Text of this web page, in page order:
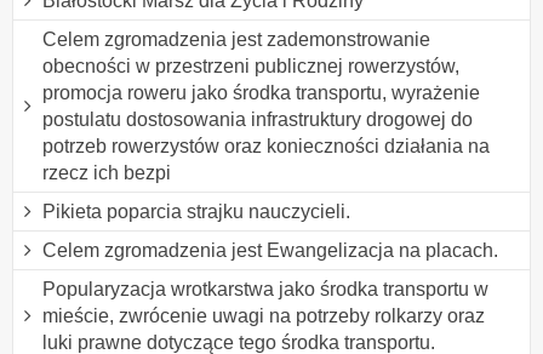
Celem zgromadzenia jest zademonstrowanie
obecności w przestrzeni publicznej rowerzystów,
promocja roweru jako środka transportu, wyrażenie
postulatu dostosowania infrastruktury drogowej do
potrzeb rowerzystów oraz konieczności działania na
rzecz ich bezpi
Pikieta poparcia strajku nauczycieli.
Celem zgromadzenia jest Ewangelizacja na placach.
Popularyzacja wrotkarstwa jako środka transportu w
mieście, zwrócenie uwagi na potrzeby rolkarzy oraz
luki prawne dotyczące tego środka transportu.